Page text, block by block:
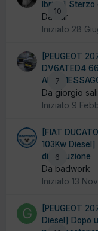
10
Ibrida] Sterzo
Da cdr
Iniziato 28
7
[PEUGEOT
DV6ATED4
ABS
Da giorgio sali
Iniziato 9
6
[FIAT
103Kw
distribuzione
Da badwork
Iniziato 13
[PEUGEOT
Diesel] Dopo